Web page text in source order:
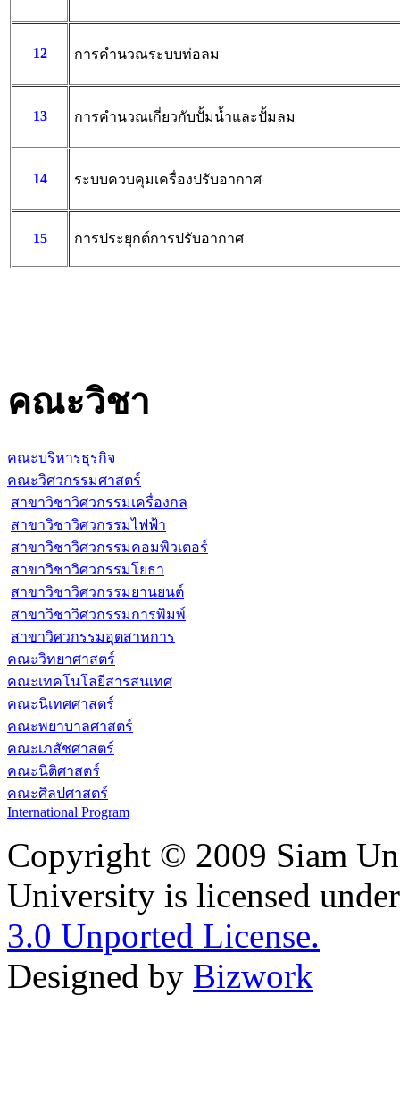
12 การคำนวณระบบท่อลม
13 การคำนวณเกี่ยวกับปั้มน้ำและปั้มลม
14 ระบบควบคุมเครื่องปรับอากาศ
15 การประยุกต์การปรับอากาศ
คณะวิชา
คณะบริหารธุรกิจ
คณะวิศวกรรมศาสตร์
สาขาวิชาวิศวกรรมเครื่องกล
สาขาวิชาวิศวกรรมไฟฟ้า
สาขาวิชาวิศวกรรมคอมพิวเตอร์
สาขาวิชาวิศวกรรมโยธา
สาขาวิชาวิศวกรรมยานยนต์
สาขาวิชาวิศวกรรมการพิมพ์
สาขาวิศวกรรมอุตสาหการ
คณะวิทยาศาสตร์
คณะเทคโนโลยีสารสนเทศ
คณะนิเทศศาสตร์
คณะพยาบาลศาสตร์
คณะเภสัชศาสตร์
คณะนิติศาสตร์
คณะศิลปศาสตร์
International Program
Copyright © 2009 Siam
University is licensed
3.0 Unported License.
Designed by Bizwork